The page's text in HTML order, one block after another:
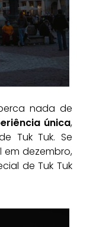
nada de
única,
Tuk Tuk. Se
dezembro,
de Tuk Tuk